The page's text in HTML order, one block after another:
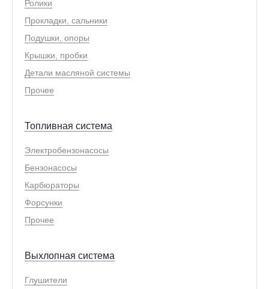
Ролики
Прокладки, сальники
Подушки, опоры
Крышки, пробки
Детали масляной системы
Прочее
Топливная система
Электробензонасосы
Бензонасосы
Карбюраторы
Форсунки
Прочее
Выхлопная система
Глушители